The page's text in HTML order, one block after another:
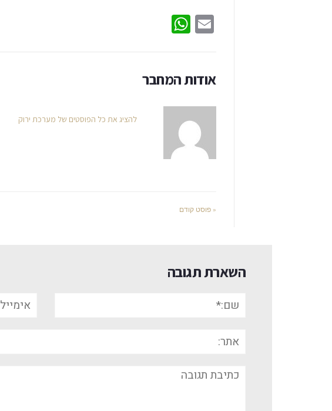
Email
אודות המחבר
להציג את כל הפוסטים של מערכת ירוק
« פוסט קודם
השארת תגובה
אימייל*
תגובה